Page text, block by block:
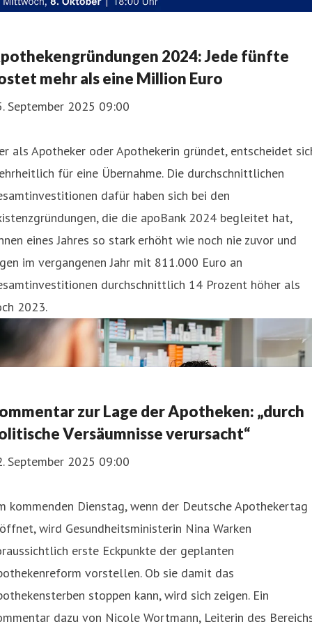
2024: Jede fünfte
mehr als eine Million Euro
September 2025 09:00
als Apotheker oder Apothekerin gründet, entscheidet
für eine Übernahme. Die durchschnittlichen
dafür h aben sich bei den
die die apoBank 2024 begleitet hat,
eines Jahres so stark erhöht wie noch nie zuvor und
im vergangenen Jahr mit 811.000 Euro an
durchschnittlich 14 Prozent höher als
2023.
zur Lage der Apotheken: „durch
Versäumnisse verursacht“
September 2025 09:00
kommenden Dienstag, wenn der Deutsche Apothekertag
wird Gesundheitsministerin Nina Warken
erste Eckpunkte der geplanten
vorstellen. Ob sie damit das
stoppen kann, wird sich zeigen. Ein
dazu von Nicole Wortmann, Leiterin des